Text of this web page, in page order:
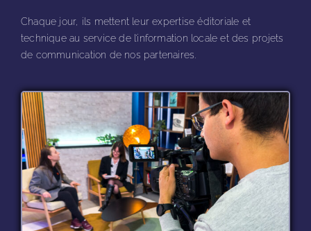
Chaque jour, ils mettent leur expertise éditoriale et
technique au service de l’information locale et des projets
de communication de nos partenaires.